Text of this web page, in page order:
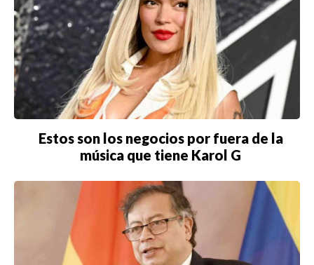
Estos son los negocios por fuera de la
música que tiene Karol G